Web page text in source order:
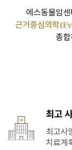
에스동물암
근거중심의학
종
최고
최고사
치료계